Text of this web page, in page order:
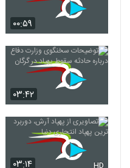
۰۰:۵۹
۰۳:۴۲
۰۳:۱۴